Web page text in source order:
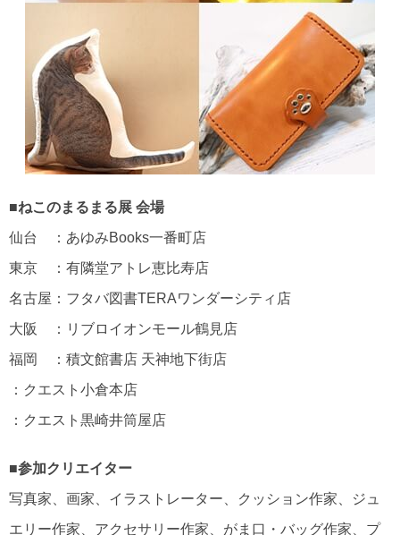
■ねこのまるまる展 会場
仙台 ：あゆみBooks一番町店
東京 ：有隣堂アトレ恵比寿店
名古屋：フタバ図書TERAワンダーシティ店
大阪 ：リブロイオンモール鶴見店
福岡 ：積文館書店 天神地下街店
：クエスト小倉本店
：クエスト黒崎井筒屋店
■参加クリエイター
写真家、画家、イラストレーター、クッション作家、ジュ
エリー作家、アクセサリー作家、がま口・バッグ作家、プ